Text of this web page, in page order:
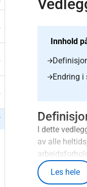
Innhold
Endring
I dette
av alle
avtalte
Sysselsatte
Les hele